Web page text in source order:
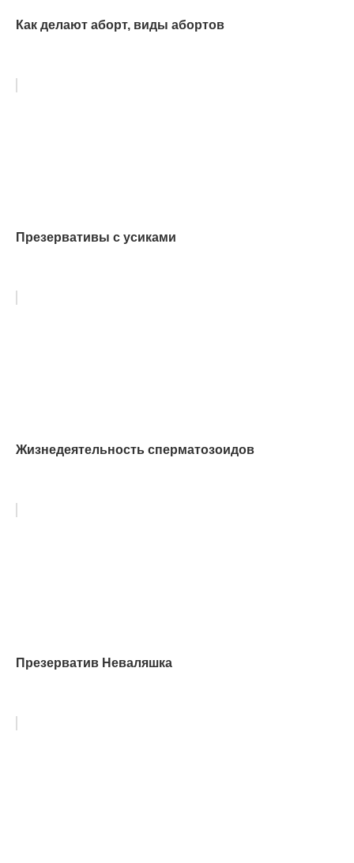
Как делают аборт, виды абортов
Презервативы с усиками
Жизнедеятельность сперматозоидов
Презерватив Неваляшка